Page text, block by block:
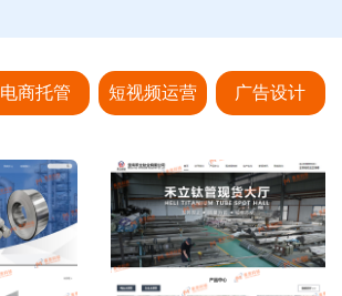
电商托管 短视频运营 广告设计